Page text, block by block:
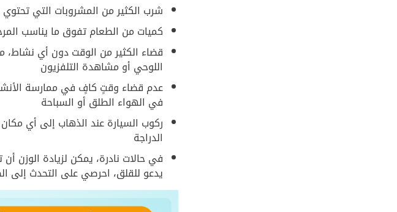
شرب الكثير من المشروبات التي
كميات من الطعام تفوق ما يناسب
قضاء الكثير من الوقت دون أي نشاط،
اللوحي أو مشاهدة التلفزيون
عدم قضاء وقتٍ كافٍ في ممارسة
في الهواء الطلق أو السباحة
ركوب السيارة عند الذهاب إلى أي
الدراجة
في حالات نادرة، يمكن لزيادة الوزن
يدعو للقلق، احرصي على التحدث إلى